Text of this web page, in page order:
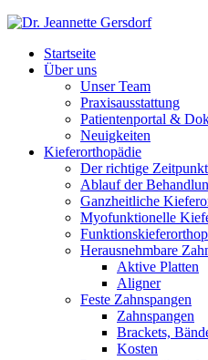
Startseite
Über uns
Unser Team
Praxisausstattung
Patientenportal &
Neuigkeiten
Kieferorthopädie
Der richtige Zeitpunkt
Ablauf der
Ganzheitliche
Myofunktionelle
Herausnehmbare
Aktive Platten
Aligner
Feste Zahnspangen
Zahnspangen
Brackets,
Kosten